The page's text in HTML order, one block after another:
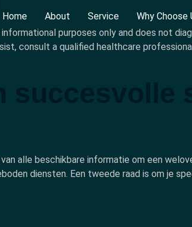
Home About Service Why Choose
purposes only and does not
consult a qualified healthcare
alle beschikbare informatie om een
diensten. Een tweede raad is om je